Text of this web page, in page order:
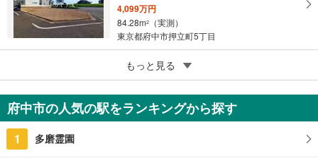
4,099万円
84.28m2
（実測）
東京都府中市押立町5丁目
成約でもらえる
府中市押立町5丁目
3,999万円
80.23m 2（実測）
もっと見る
府中市の人気の駅をランキングから探す
1 多磨霊園